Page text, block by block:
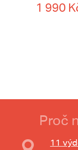
1 990
Proč
11